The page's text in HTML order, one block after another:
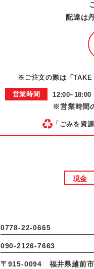
配達は
※ご注文の際は「TAKE
営業時間 12:00~18:00
※営業時間
「ごみを資
現金
0778‐22‐0665
090‐2126‐7663
〒915‐0094 福井県越前